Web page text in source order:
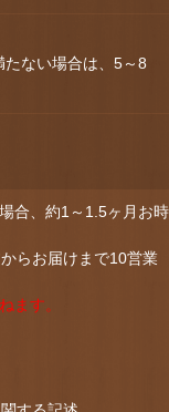
ない場合は、5～8
合、約1～1.5ヶ月お時
らお届けまで10営業
ます。